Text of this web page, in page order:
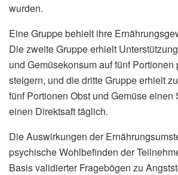
wurden.
Eine Gruppe behielt ihre
Die zweite Gruppe erhielt
und Gemüsekonsum auf fünf Portionen
steigern, und die dritte Gruppe erhielt
fünf Portionen Obst und Gemüse einen
einen Direktsaft täglich.
Die Auswirkungen der
psychische Wohlbefinden der
Basis validierter Fragebögen zu